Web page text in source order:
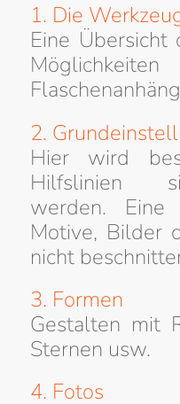
1. Die
Eine
2.
Hier wird
Hilfslinien
werden.
Motive, Bilder
nicht
3. Formen
Gestalten mit
Sternen usw.
4. Fotos